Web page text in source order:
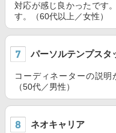
対応が感じ良かったです
す。（60代以上／女性）
パーソルテンプスタ
コーディネーターの説明
（50代／男性）
ネオキャリア